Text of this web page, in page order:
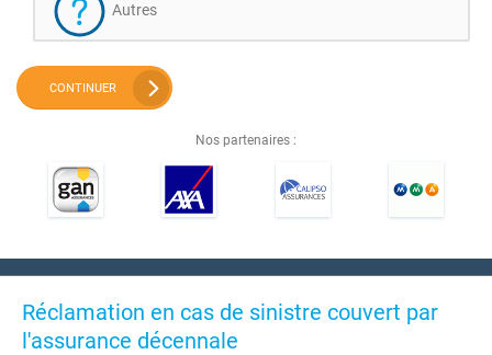
Autres
CONTINUER
Nos partenaires :
Réclamation en cas de sinistre couvert par
l'assurance décennale